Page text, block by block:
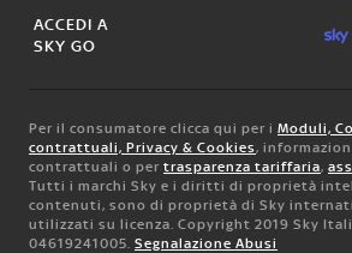
ACCEDI A
SKY GO
Per il consumatore clicca qui per i Moduli,
contrattuali, Privacy & Cookies,
contrattuali o per trasparenza tariffaria,
Tutti i marchi Sky e i diritti di proprietà
contenuti, sono di proprietà di Sky
utilizzati su licenza. Copyright 2019 Sky
04619241005. Segnalazione Abusi